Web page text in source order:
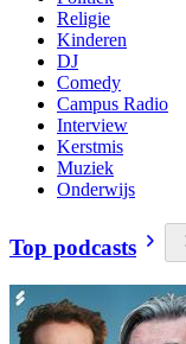
Religie
Kinderen
DJ
Comedy
Campus Radio
Interview
Kerstmis
Muziek
Onderwijs
Top podcasts